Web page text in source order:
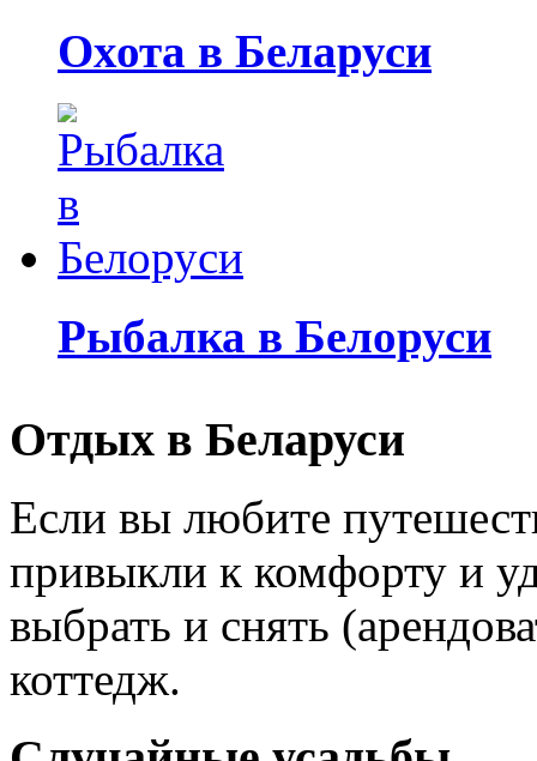
Охота в Беларуси
Рыбалка в Белоруси
Отдых в Беларуси
Если вы любите
привыкли к комфорту и
выбрать и снять
коттедж.